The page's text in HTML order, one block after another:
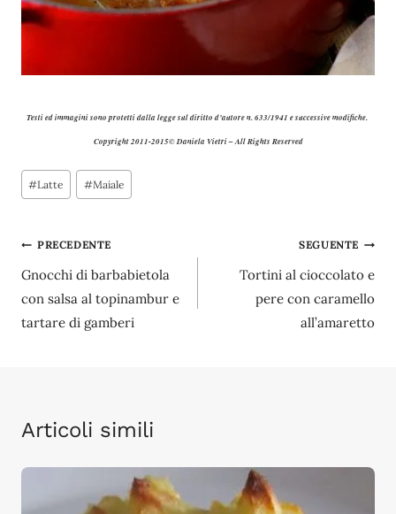
Testi ed immagini sono protetti dalla legge sul diritto d’autore n. 633/1941 e successive modifiche.
Copyright 2011-2015© Daniela Vietri – All Rights Reserved
Tag
articolo:
#Latte #Maiale
Navigazione
articoli
PRECEDENTE
Gnocchi di barbabietola
con salsa al topinambur e
tartare di gamberi
SEGUENTE
Tortini al cioccolato e
pere con caramello
all’amaretto
Articoli simili